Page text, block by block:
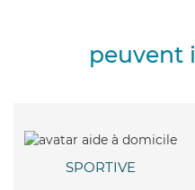
peuvent
SPORTIVE